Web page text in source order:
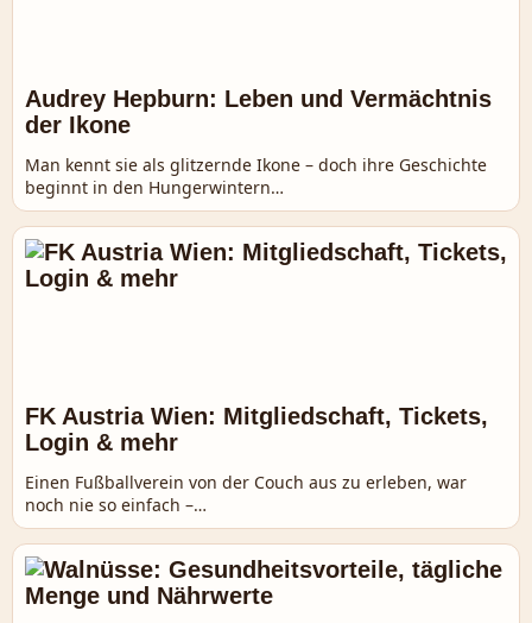
Audrey Hepburn: Leben und Vermächtnis
der Ikone
Man kennt sie als glitzernde Ikone – doch ihre Geschichte
beginnt in den Hungerwintern…
FK Austria Wien: Mitgliedschaft, Tickets,
Login & mehr
Einen Fußballverein von der Couch aus zu erleben, war
noch nie so einfach –…